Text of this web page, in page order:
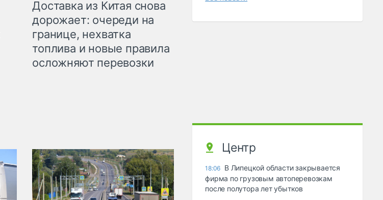
Доставка из Китая снова
дорожает: очереди на
границе, нехватка
топлива и новые правила
осложняют перевозки
Центр
18:06 В Липецкой области закрывается
фирма по грузовым автоперевозкам
после полутора лет убытков